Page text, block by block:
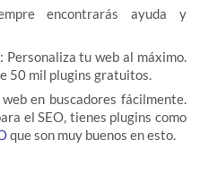
encontrarás ayuda y
: Personaliza tu web al máximo.
50 mil plugins gratuitos.
en buscadores fácilmente.
el SEO, tienes plugins como
que son muy buenos en esto.